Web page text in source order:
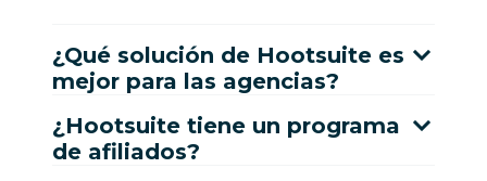
¿Qué solución de Hootsuite es
mejor para las agencias?
¿Hootsuite tiene un programa
de afiliados?